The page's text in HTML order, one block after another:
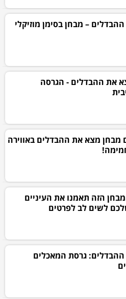
– מבחן בסימן מוזיקלי
את ההבדלים - הגרסה
מבחן מצא את ההבדלים באווירה
הזה תאמנו את העיניים
לשים לב לפרטים
גרסת המאכלים